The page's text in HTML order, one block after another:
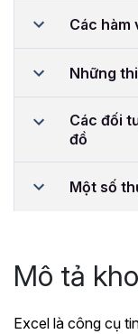
Các hàm
Những
Các đối
đồ
Một số
Mô tả
Excel là công cụ